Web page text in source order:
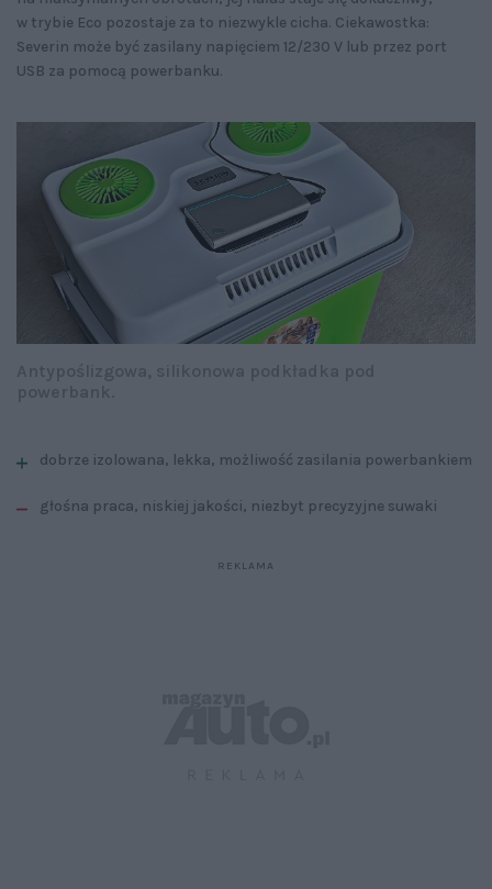
w trybie Eco pozostaje za to niezwykle cicha. Ciekawostka:
Severin może być zasilany napięciem 12/230 V lub przez port
USB za pomocą powerbanku.
dobrze izolowana, lekka, możliwość zasilania powerbankiem
głośna praca, niskiej jakości, niezbyt precyzyjne suwaki